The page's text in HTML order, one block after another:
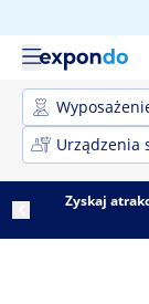
Urządzenia
Zyskaj